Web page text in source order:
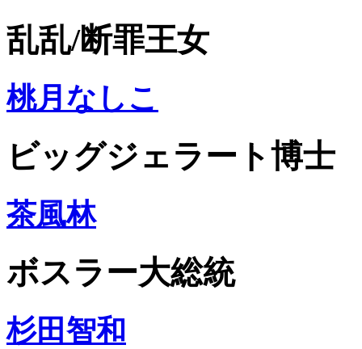
乱乱/断罪王女
桃月なしこ
ビッグジェラート博士
茶風林
ボスラー大総統
杉田智和